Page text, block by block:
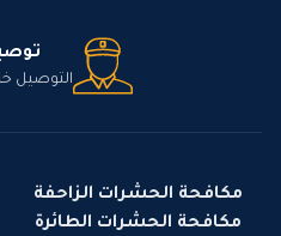
التوصيل خلال 1–3
مكافحة الحشرات الزاحفة
مكافحة الحشرات الطائرة